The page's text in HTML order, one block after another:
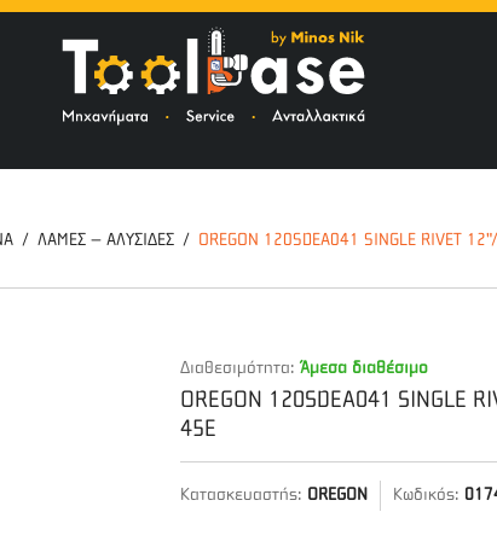
ΛΑΜΕΣ – ΑΛΥΣΙΔΕΣ OREGON 120SDEA041 SINGLE RIVET
Διαθεσιμότητα: Άμεσα διαθέσιμο
OREGON 120SDEA041
45Ε
Κατασκευαστής: OREGON Κωδικός: